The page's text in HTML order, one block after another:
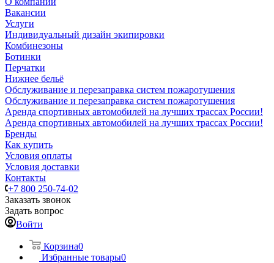
Вакансии
Услуги
Индивидуальный дизайн экипировки
Комбинезоны
Ботинки
Перчатки
Нижнее бельё
Обслуживание и перезаправка систем пожаротушения
Обслуживание и перезаправка систем пожаротушения
Аренда спортивных автомобилей на лучших трассах России!
Аренда спортивных автомобилей на лучших трассах России!
Бренды
Как купить
Условия оплаты
Условия доставки
Контакты
+7 800 250-74-02
Заказать звонок
Задать вопрос
Войти
Корзина0
Избранные товары0